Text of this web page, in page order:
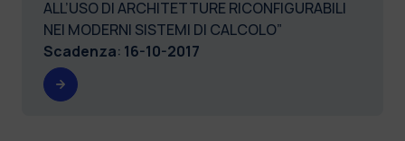
ALL’USO DI ARCHITETTURE RICONFIGURABILI
NEI MODERNI SISTEMI DI CALCOLO”
Scadenza: 16-10-2017